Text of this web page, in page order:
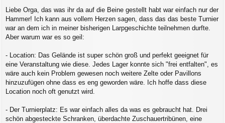
Liebe Orga, das was ihr da auf die Beine gestellt habt war einfach nur der
Hammer! Ich kann aus vollem Herzen sagen, dass das das beste Turnier
war an dem ich in meiner bisherigen Larpgeschichte teilnehmen durfte.
Aber warum war es so geil:
- Location: Das Gelände ist super schön groß und perfekt geeignet für
eine Veranstaltung wie diese. Jedes Lager konnte sich "frei entfalten", es
wäre auch kein Problem gewesen noch weitere Zelte oder Pavillons
hinzuzufügen ohne dass es eng geworden wäre. Ich hoffe dass diese
Location noch oft genutzt wird.
- Der Turnierplatz: Es war einfach alles da was es gebraucht hat. Drei
schön abgesteckte Schranken, überdachte Zuschauertribünen, eine